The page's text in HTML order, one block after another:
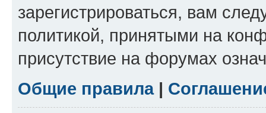
зарегистрироваться, вам
политикой, принятыми на
присутствие на форумах
Общие правила|